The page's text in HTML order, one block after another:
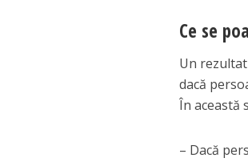
Ce se
Un
dacă
În această
– Dacă